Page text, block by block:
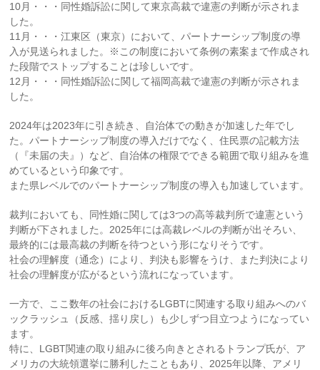
10月・・・同性婚訴訟に関して東京高裁で違憲の判断が示されま
した。
11月・・・江東区（東京）において、パートナーシップ制度の導
入が見送られました。※この制度において条例の素案まで作成され
た段階でストップすることは珍しいです。
12月・・・同性婚訴訟に関して福岡高裁で違憲の判断が示されま
した。
2024年は2023年に引き続き、自治体での動きが加速した年でし
た。パートナーシップ制度の導入だけでなく、住民票の記載方法
（『未届の夫』）など、自治体の権限でできる範囲で取り組みを進
めているという印象です。
また県レベルでのパートナーシップ制度の導入も加速しています。
裁判においても、同性婚に関しては3つの高等裁判所で違憲という
判断が下されました。2025年には高裁レベルの判断が出そろい、
最終的には最高裁の判断を待つという形になりそうです。
社会の理解度（通念）により、判決も影響をうけ、また判決により
社会の理解度が広がるという流れになっています。
一方で、ここ数年の社会におけるLGBTに関連する取り組みへのバ
ックラッシュ（反感、揺り戻し）も少しずつ目立つようになってい
ます。
特に、LGBT関連の取り組みに後ろ向きとされるトランプ氏が、ア
メリカの大統領選挙に勝利したこともあり、2025年以降、アメリ